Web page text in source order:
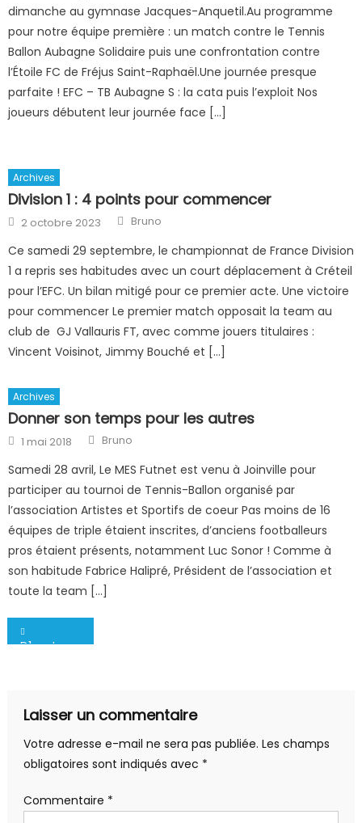
dimanche au gymnase Jacques-Anquetil.Au programme
pour notre équipe première : un match contre le Tennis
Ballon Aubagne Solidaire puis une confrontation contre
l’Étoile FC de Fréjus Saint-Raphaël.Une journée presque
parfaite ! EFC – TB Aubagne S : la cata puis l’exploit Nos
joueurs débutent leur journée face […]
Archives
Division 1 : 4 points pour commencer
Posted
on
2 octobre 2023 Author
Bruno
Ce samedi 29 septembre, le championnat de France Division
1 a repris ses habitudes avec un court déplacement à Créteil
pour l’EFC. Un bilan mitigé pour ce premier acte. Une victoire
pour commencer Le premier match opposait la team au
club de GJ Vallauris FT, avec comme jouers titulaires :
Vincent Voisinot, Jimmy Bouché et […]
Archives
Donner son temps pour les autres
Posted
on
1 mai 2018 Author
Bruno
Samedi 28 avril, Le MES Futnet est venu à Joinville pour
participer au tournoi de Tennis-Ballon organisé par
l’association Artistes et Sportifs de coeur Pas moins de 16
équipes de triple étaient inscrites, d’anciens footballeurs
pros étaient présents, notamment Luc Sonor ! Comme à
son habitude Fabrice Halipré, Président de l’association et
toute la team […]
Navigation
D1 : retour de la compétition
Laisser un commentaire
Votre adresse e-mail ne sera pas publiée. Les champs
obligatoires sont indiqués avec *
Commentaire *